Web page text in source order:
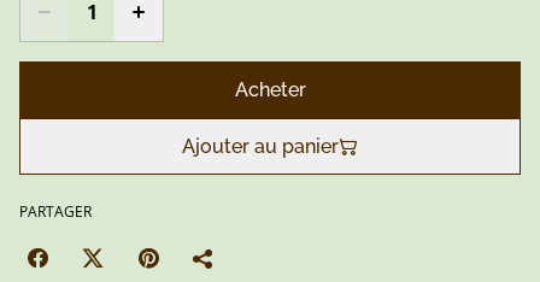
Acheter
Ajouter au panier
PARTAGER